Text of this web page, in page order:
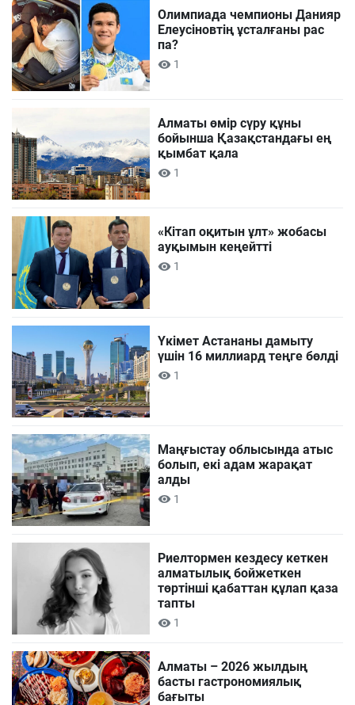
Олимпиада чемпионы Данияр
Елеусіновтің ұсталғаны рас
па?
1
Алматы өмір сүру құны
бойынша Қазақстандағы ең
қымбат қала
1
«Кітап оқитын ұлт» жобасы
ауқымын кеңейтті
1
Үкімет Астананы дамыту
үшін 16 миллиард теңге бөлді
1
Маңғыстау облысында атыс
болып, екі адам жарақат
алды
1
Риелтормен кездесу кеткен
алматылық бойжеткен
төртінші қабаттан құлап қаза
тапты
1
Алматы – 2026 жылдың
басты гастрономиялық
бағыты